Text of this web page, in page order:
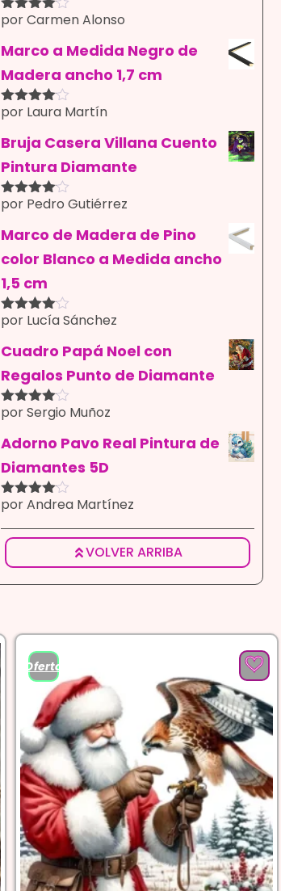
Valorado
5
por Carmen Alonso
Marco a Medida Negro de
Madera ancho 1,7 cm
Valorado
5
por Laura Martín
Bruja Casera Villana Cuento
Pintura Diamante
Valorado
5
por Pedro Gutiérrez
Marco de Madera de Pino
color Blanco a Medida ancho
1,5 cm
Valorado
5
por Lucía Sánchez
Cuadro Papá Noel con
Regalos Punto de Diamante
Valorado
5
por Sergio Muñoz
Adorno Pavo Real Pintura de
Diamantes 5D
Valorado
5
por Andrea Martínez
VOLVER ARRIBA
¡Oferta!